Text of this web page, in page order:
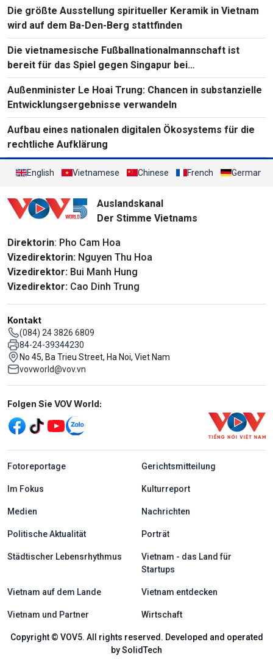
Die größte Ausstellung spiritueller Keramik in Vietnam
wird auf dem Ba-Den-Berg stattfinden
Die vietnamesische Fußballnationalmannschaft ist
bereit für das Spiel gegen Singapur bei
Südostasienmeisterschaft 2026
Außenminister Le Hoai Trung: Chancen in substanzielle
Entwicklungsergebnisse verwandeln
Aufbau eines nationalen digitalen Ökosystems für die
rechtliche Aufklärung
English Vietnamese Chinese French German
Auslandskanal
Der Stimme Vietnams
Direktorin: Pho Cam Hoa
Vizedirektorin: Nguyen Thu Hoa
Vizedirektor: Bui Manh Hung
Vizedirektor: Cao Dinh Trung
Kontakt
(084) 24 3826 6809
84-24-39344230
No 45, Ba Trieu Street, Ha Noi, Viet Nam
vovworld@vov.vn
Mạng xã hội
Folgen Sie VOV World:
menu footer tiếng Đức
Fotoreportage Gerichtsmitteilung
Im Fokus Kulturreport
Medien Nachrichten
Politische Aktualität Porträt
Städtischer Lebensrhythmus
Vietnam - das Land für
Startups
Vietnam auf dem Lande Vietnam entdecken
Vietnam und Partner Wirtschaft
Copyright © VOV5. All rights reserved. Developed and operated
by SolidTech